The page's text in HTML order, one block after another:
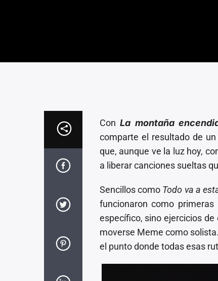
ConLa montaña
comparte el resultado de
que, aunque ve la luz hoy,
a liberar canciones sueltas
Sencillos como Todo va a
funcionaron como
específico, sino ejercicios
moverse Meme como solista.
el punto donde todas esas